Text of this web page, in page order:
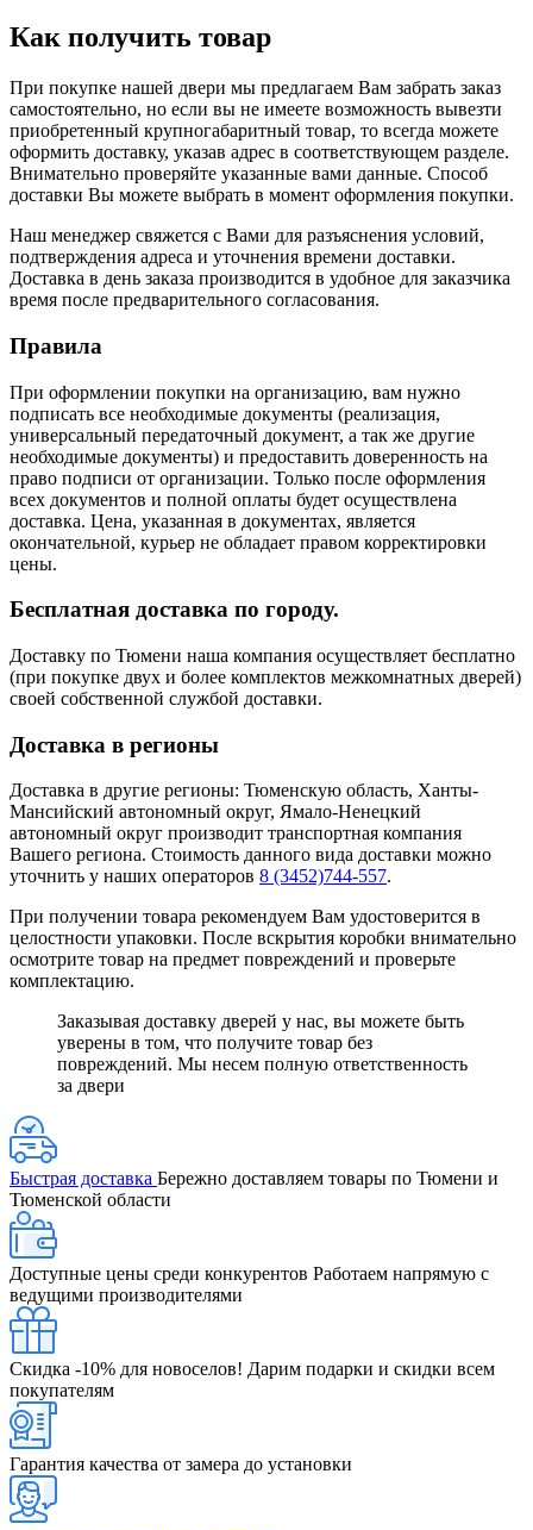
Как получить товар
При покупке нашей двери мы предлагаем Вам забрать заказ
самостоятельно, но если вы не имеете возможность вывезти
приобретенный крупногабаритный товар, то всегда можете
оформить доставку, указав адрес в соответствующем разделе.
Внимательно проверяйте указанные вами данные. Способ
доставки Вы можете выбрать в момент оформления покупки.
Наш менеджер свяжется с Вами для разъяснения условий,
подтверждения адреса и уточнения времени доставки.
Доставка в день заказа производится в удобное для заказчика
время после предварительного согласования.
Правила
При оформлении покупки на организацию, вам нужно
подписать все необходимые документы (реализация,
универсальный передаточный документ, а так же другие
необходимые документы) и предоставить доверенность на
право подписи от организации. Только после оформления
всех документов и полной оплаты будет осуществлена
доставка. Цена, указанная в документах, является
окончательной, курьер не обладает правом корректировки
цены.
Бесплатная доставка по городу.
Доставку по Тюмени наша компания осуществляет бесплатно
(при покупке двух и более комплектов межкомнатных дверей)
своей собственной службой доставки.
Доставка в регионы
Доставка в другие регионы: Тюменскую область, Ханты-
Мансийский автономный округ, Ямало-Ненецкий
автономный округ производит транспортная компания
Вашего региона. Стоимость данного вида доставки можно
уточнить у наших операторов 8 (3452)744-557.
При получении товара рекомендуем Вам удостоверится в
целостности упаковки. После вскрытия коробки внимательно
осмотрите товар на предмет повреждений и проверьте
комплектацию.
Заказывая доставку дверей у нас, вы можете быть
уверены в том, что получите товар без
повреждений. Мы несем полную ответственность
за двери
Быстрая доставка Бережно доставляем товары по Тюмени и
Тюменской области
Доступные цены среди конкурентов Работаем напрямую с
ведущими производителями
Скидка -10% для новоселов! Дарим подарки и скидки всем
покупателям
Гарантия качества от замера до установки